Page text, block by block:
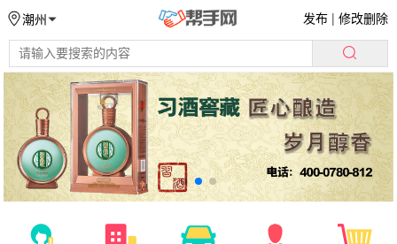
潮州 发布 |修改删除